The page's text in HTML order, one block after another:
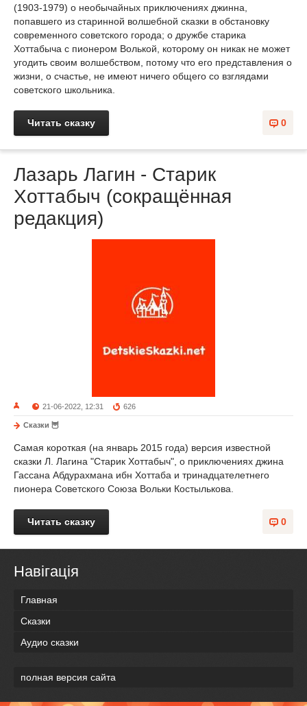
(1903-1979) о необычайных приключениях джинна,
попавшего из старинной волшебной сказки в обстановку
современного советского города; о дружбе старика
Хоттабыча с пионером Волькой, которому он никак не может
угодить своим волшебством, потому что его представления о
жизни, о счастье, не имеют ничего общего со взглядами
советского школьника.
0
Читать сказку
Лазарь Лагин - Старик
Хоттабыч (сокращённая
редакция)
21-06-2022, 12:31 626
Сказки 🦉
Самая короткая (на январь 2015 года) версия известной
сказки Л. Лагина "Старик Хоттабыч", о приключениях джина
Гассана Абдурахмана ибн Хоттаба и тринадцателетнего
пионера Советского Союза Вольки Костылькова.
0
Читать сказку
Навігація
Главная
Сказки
Аудио сказки
полная версия сайта